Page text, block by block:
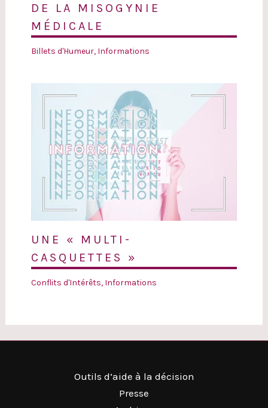
DE LA MISOGYNIE
MÉDICALE
Billets d'Humeur, Informations
UNE « MULTI-
CASQUETTES »
Conflits d'Intérêts, Informations
Outils d’aide à la décision
Presse